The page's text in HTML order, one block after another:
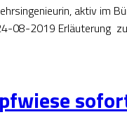
aktiv im
08-2019 Erläuterung